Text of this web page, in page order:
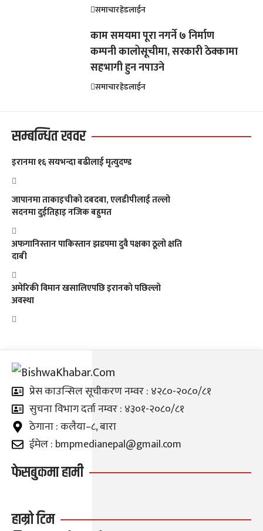
समाचारहेडलाईन
काम समयमा पूरा नगर्ने ७ निर्माण
कम्पनी कालोसूचीमा, सरकारी ठेक्कामा
सहभागी हुन नपाउने
समाचारहेडलाईन
सम्बन्धित खवर
इरानमा १६ सयभन्दा बढीलाई मृत्युदण्ड
जापानमा ताकाइचीको दबदबा, एलडीपीलाई तल्लो
सदनमा दुईतिहाइ नजिक बहुमत
अफगानिस्तान पाकिस्तान झडपमा दुवै पक्षका ठूलो क्षति
दाबी
अमेरिकी विमान खसालिएपछि इरानको पछिल्लो
अवस्था
प्रेस काउन्सिल सूचीकरण नम्वर : ४२८०-२०८०/८१
सुचना विभाग दर्ता नम्वर : ४३०१-२०८०/८१
ठेगाना : कलैया–८, बारा
ईमेल : bmpmedianepal@gmail.com
फेसबुकमा हामी
हाम्रो टिम